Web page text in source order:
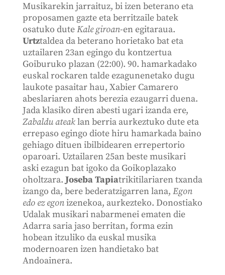
Musikarekin jarraituz, bi izen beterano eta
proposamen gazte eta berritzaile batek
osatuko duteKale giroan-en egitaraua.
Urtztaldea da beterano horietako bat eta
uztailaren 23an egingo du kontzertua
Goiburuko plazan (22:00). 90. hamarkadako
euskal rockaren talde ezagunenetako dugu
laukote pasaitar hau, Xabier Camarero
abeslariaren ahots berezia ezaugarri duena.
Jada klasiko diren abesti ugari izanda ere,
Zabaldu ateaklan berria aurkeztuko dute eta
errepaso egingo diote hiru hamarkada baino
gehiago dituen ibilbidearen errepertorio
oparoari. Uztailaren 25an beste musikari
aski ezagun bat igoko da Goikoplazako
oholtzara.Joseba Tapiatrikitilariaren txanda
izango da, bere bederatzigarren lana, Egon
edo ez egonizenekoa, aurkezteko. Donostiako
Udalak musikari nabarmenei ematen die
Adarra saria jaso berritan, forma ezin
hobean itzuliko da euskal musika
modernoaren izen handietako bat
Andoainera.